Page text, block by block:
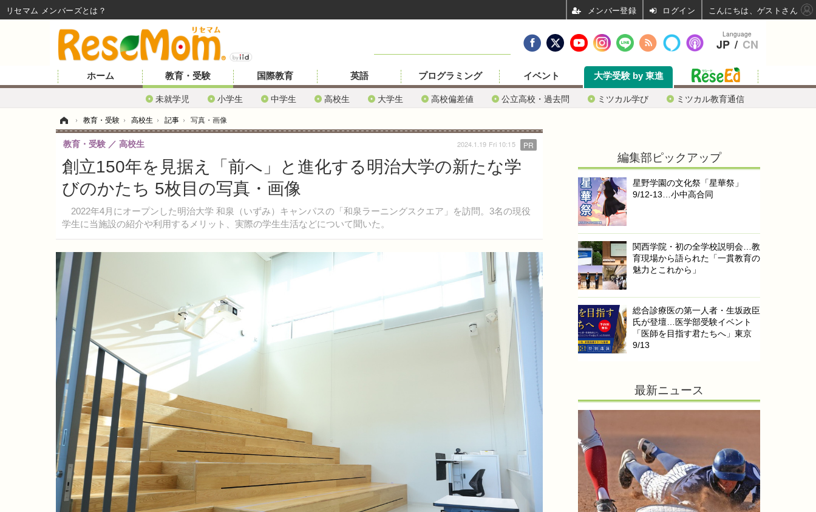
ホーム 教育・受験
未就学児 小学生 中学生 高校生 大学生 高校偏差値 公立高校・過去問 ミツカル学び ミツカル教育通信
国際教育 英語 プログラミング イベント 大学受験 by 東進
› 教育・受験 › 高校生 › 記事 › 写真・画像
創立150年を見据え「前へ」と進化する明治大学の新たな学
びのかたち 5枚目の写真・画像
2022年4月にオープンした明治大学 和泉（いずみ）キャンパスの「和泉ラーニングスクエア」を訪問。3名の現役
学生に当施設の紹介や利用するメリット、実際の学生生活などについて聞いた。
教育・受験 高校生 2024.1.19 Fri 10:15 PR
編集部ピックアップ
星野学園の文化祭「星華祭」
9/12-13…小中高合同
関西学院・初の全学校説明会…教
育現場から語られた「一貫教育の
魅力とこれから」
総合診療医の第一人者・生坂政臣
氏が登壇…医学部受験イベント
「医師を目指す君たちへ」東京
9/13
最新ニュース
Language
JP / CN
リセマム メンバーズ ログイン こんにちは、ゲストさん